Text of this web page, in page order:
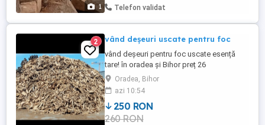
1 Telefon validat
2 vând deșeuri uscate pentru foc
vând deșeuri pentru foc uscate esență
tare! în oradea și Bihor preț 26
Oradea, Bihor
azi 10:54
250 RON
260 RON